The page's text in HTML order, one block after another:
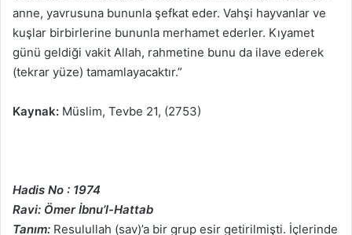
anne, yavrusuna bununla şefkat eder. Vahşi hayvanlar ve
kuşlar birbirlerine bununla merhamet ederler. Kıyamet
günü geldiği vakit Allah, rahmetine bunu da ilave ederek
(tekrar yüze) tamamlayacaktır.”
Kaynak: Müslim, Tevbe 21, (2753)
Hadis No : 1974
Ravi: Ömer İbnu’l-Hattab
Tanım: Resulullah (sav)’a bir grup esir getirilmişti. İçlerinde